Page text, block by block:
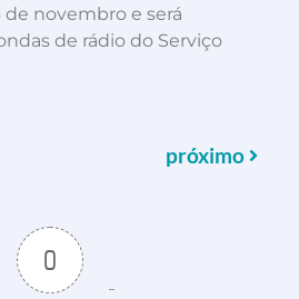
de novembro e será
de rádio do Serviço
próximo
0